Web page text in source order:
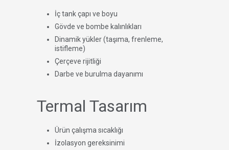
İç tank çapı ve boyu
Gövde ve bombe kalınlıkları
Dinamik yükler (taşıma, frenleme,
istifleme)
Çerçeve rijitliği
Darbe ve burulma dayanımı
Termal Tasarım
Ürün çalışma sıcaklığı
İzolasyon gereksinimi